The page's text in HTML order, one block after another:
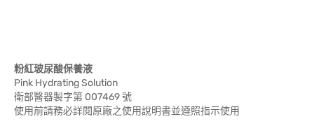
粉紅玻尿酸保養液
Pink Hydrating Solution
衛部醫器製字第 007469 號
使用前請務必詳閱原廠之使用說明書並遵照指示使用